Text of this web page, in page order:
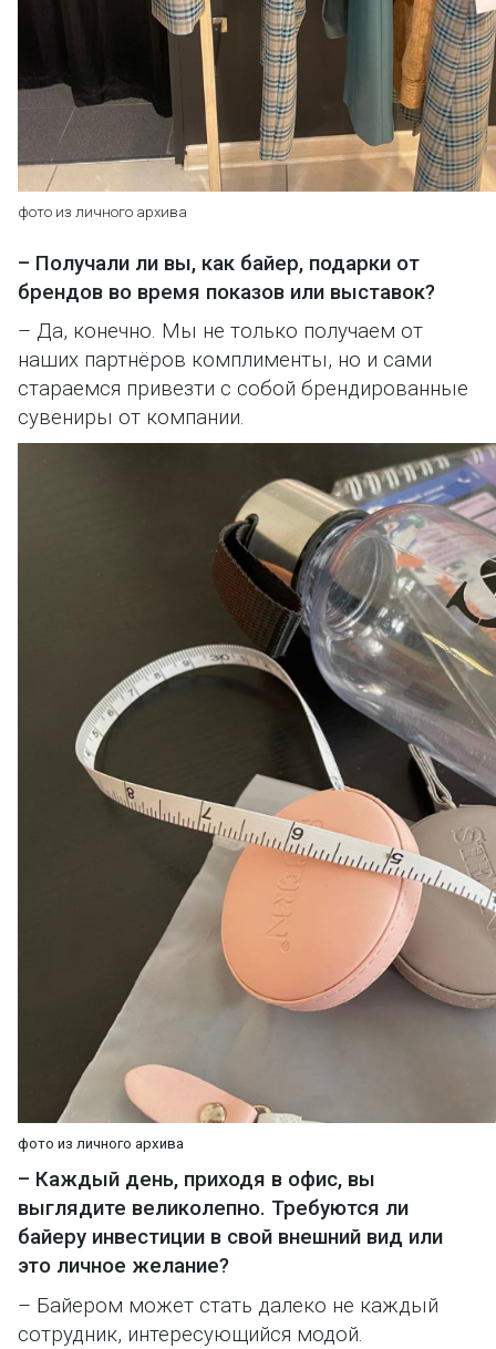
фото из личного архива
– Получали ли вы, как байер, подарки от
брендов во время показов или выставок?
– Да, конечно. Мы не только получаем от
наших партнёров комплименты, но и сами
стараемся привезти с собой брендированные
сувениры от компании.
фото из личного архива
– Каждый день, приходя в офис, вы
выглядите великолепно. Требуются ли
байеру инвестиции в свой внешний вид или
это личное желание?
– Байером может стать далеко не каждый
сотрудник, интересующийся модой.